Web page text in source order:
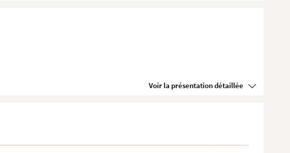
Voir la présentation détaillée